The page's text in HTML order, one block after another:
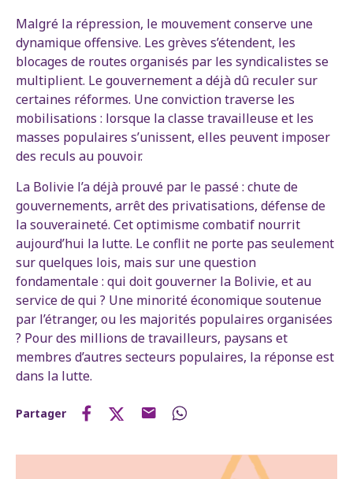
Malgré la répression, le mouvement conserve une
dynamique offensive. Les grèves s’étendent, les
blocages de routes organisés par les syndicalistes se
multiplient. Le gouvernement a déjà dû reculer sur
certaines réformes. Une conviction traverse les
mobilisations : lorsque la classe travailleuse et les
masses populaires s’unissent, elles peuvent imposer
des reculs au pouvoir.
La Bolivie l’a déjà prouvé par le passé : chute de
gouvernements, arrêt des privatisations, défense de
la souveraineté. Cet optimisme combatif nourrit
aujourd’hui la lutte. Le conflit ne porte pas seulement
sur quelques lois, mais sur une question
fondamentale : qui doit gouverner la Bolivie, et au
service de qui ? Une minorité économique soutenue
par l’étranger, ou les majorités populaires organisées
? Pour des millions de travailleurs, paysans et
membres d’autres secteurs populaires, la réponse est
dans la lutte.
Partager